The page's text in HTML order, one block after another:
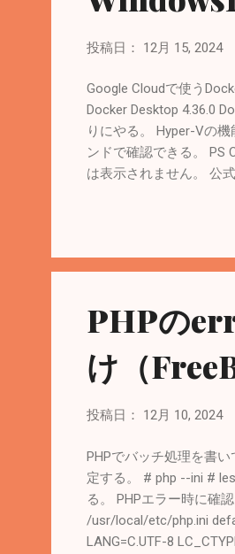
投稿日： 12月 15, 2024
Google Cloudで使う
Docker Desktop 4.36.0
りにやる。 Hyper-Vの
ンドで確認できる。
は表示されません。 公
Desktopに表示された
ストール（2022年12月
PHPの
け（
投稿日： 12月 10, 2024
PHPでバッチ処理を書い
定する。 # php --ini #
る。 PHPエラー時に確
/usr/local/etc/php.ini
LANG=C.UTF-8